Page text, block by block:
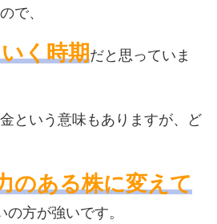
で、
く時期だと思っていま
という意味もありますが、ど
のある株に変えて
の方が強いです。